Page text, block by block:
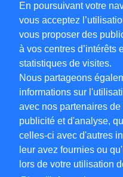
En poursuivant votre
vous acceptez
vous proposer des
à vos centres d’intérêts
statistiques de visites.
Nous partageons
informations sur
avec nos partenaires
publicité et d'analyse,
celles-ci avec d'autres
leur avez fournies ou
lors de votre utilisation